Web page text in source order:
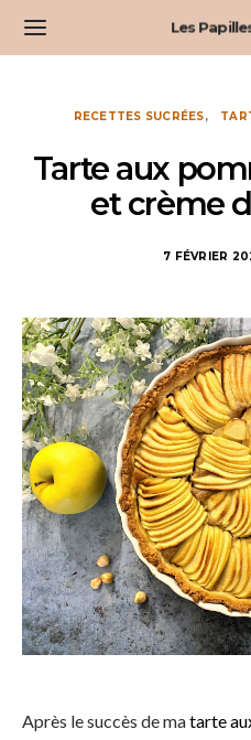
Les
RECETTES SUCRÉES
Tarte aux
et crème
7 FÉVRIER
Après le succès de matarte